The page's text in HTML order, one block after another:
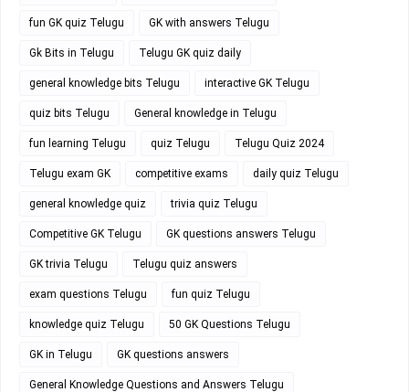
fun GK quiz Telugu GK with answers Telugu
Gk Bits in Telugu Telugu GK quiz daily
general knowledge bits Telugu interactive GK Telugu
quiz bits Telugu General knowledge in Telugu
fun learning Telugu quiz Telugu Telugu Quiz 2024
Telugu exam GK competitive exams daily quiz Telugu
general knowledge quiz trivia quiz Telugu
Competitive GK Telugu GK questions answers Telugu
GK trivia Telugu Telugu quiz answers
exam questions Telugu fun quiz Telugu
knowledge quiz Telugu 50 GK Questions Telugu
GK in Telugu GK questions answers
General Knowledge Questions and Answers Telugu